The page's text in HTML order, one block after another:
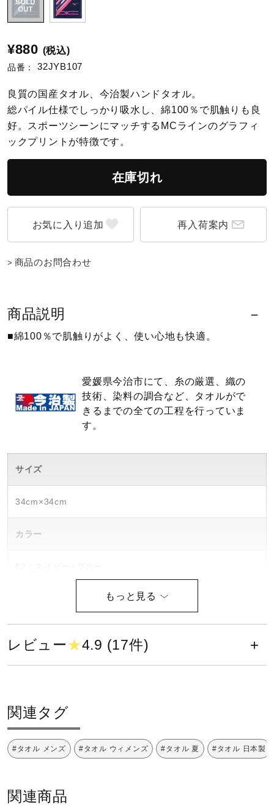
陸上競技
柔道
ウォーキングシューズ
インナー
サポーター
ジュニア／キッズ
メディカル
コラボ／ライセンス
¥880 (税込)
品番： 32JYB107
良質の国産タオル、今治製ハンドタオル。
総パイル仕様でしっかり吸水し、綿100％で肌触りも良
好。スポーツシーンにマッチするMCラインのグラフィ
ックプリントが特徴です。
在庫切れ
再入荷案内
商品のお問合わせ
商品説明
■綿100％で肌触りがよく、使い心地も快適。
愛媛県今治市にて、糸の厳選、織の
技術、染料の調合など、タオルがで
きるまでの全ての工程を行っていま
す。
サイズ
34cm×34cm
カラー
綿100％
日本製
発売シーズン
レビュー★4.9 (17件)
関連タグ
#タオル メンズ #タオル ウィメンズ #タオル 夏 #タオル 日本製
関連商品